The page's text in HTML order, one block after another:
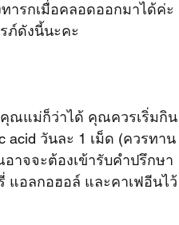
ารกเมื่อคลอดออกมาได้ค่ะ
ภ์ดังนี้นะคะ
ณแม่ก็ว่าได้ คุณควรเริ่มกิน
acid วันละ 1 เม็ด (ควรทาน
าจจะต้องเข้ารับคำปรึกษา
แอลกอฮอล์ และคาเฟอีนไว้